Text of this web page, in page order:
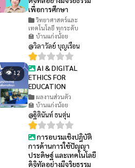
เพื่อการศึกษา
วิทยาศาสตร์และ
เทคโนโลยี ทุกระดับ
🏫 บ้านแก่งน้อย
@วิลาวัลย์ บุญเรือน
👁 12
AI & DIGITAL
ETHICS FOR
EDUCATION
ผลงานส่วนตัว
🏫 บ้านแก่งน้อย
@ฐิตินันท์ ธนตุ่น
การอบรมเชิงปฎิบัติ
การด้านการใช้ปัญญา
ประดิษฐ์ และเทคโนโลยี
ดิจิทัลอย่างมีจริยธรรม